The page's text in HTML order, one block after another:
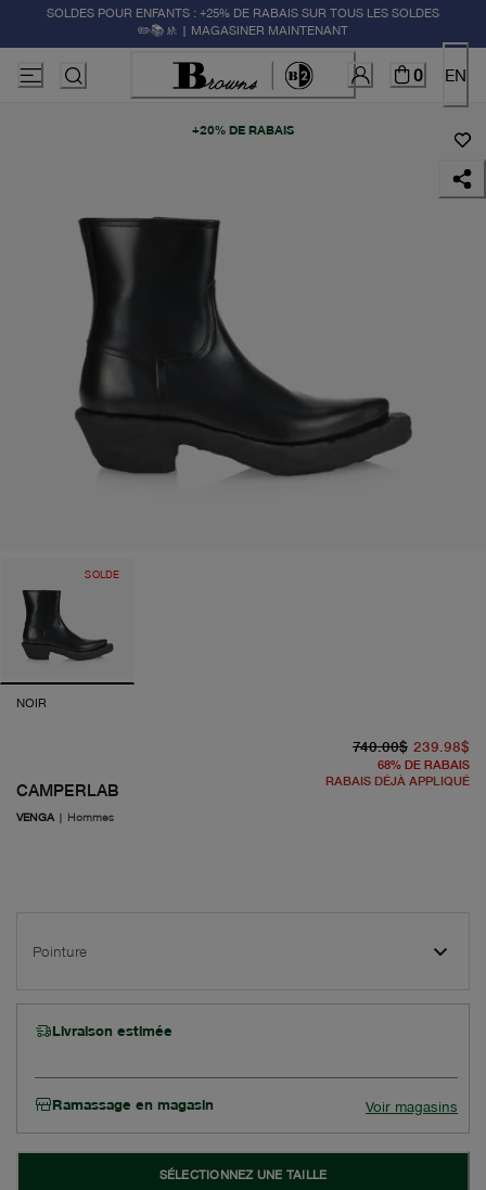
SOLDES POUR ENFANTS : +25% DE RABAIS SUR TOUS LES SOLDES
✏️📚🚸 | MAGASINER MAINTENANT
0 EN
+20% DE RABAIS
SOLDE
NOIR
CAMPERLAB
VENGA | Hommes
740.00$ 239.98$
68% DE RABAIS
RABAIS DÉJÀ APPLIQUÉ
Pointure
Livraison estimée
Ramassage en magasin Voir magasins
SÉLECTIONNEZ UNE TAILLE